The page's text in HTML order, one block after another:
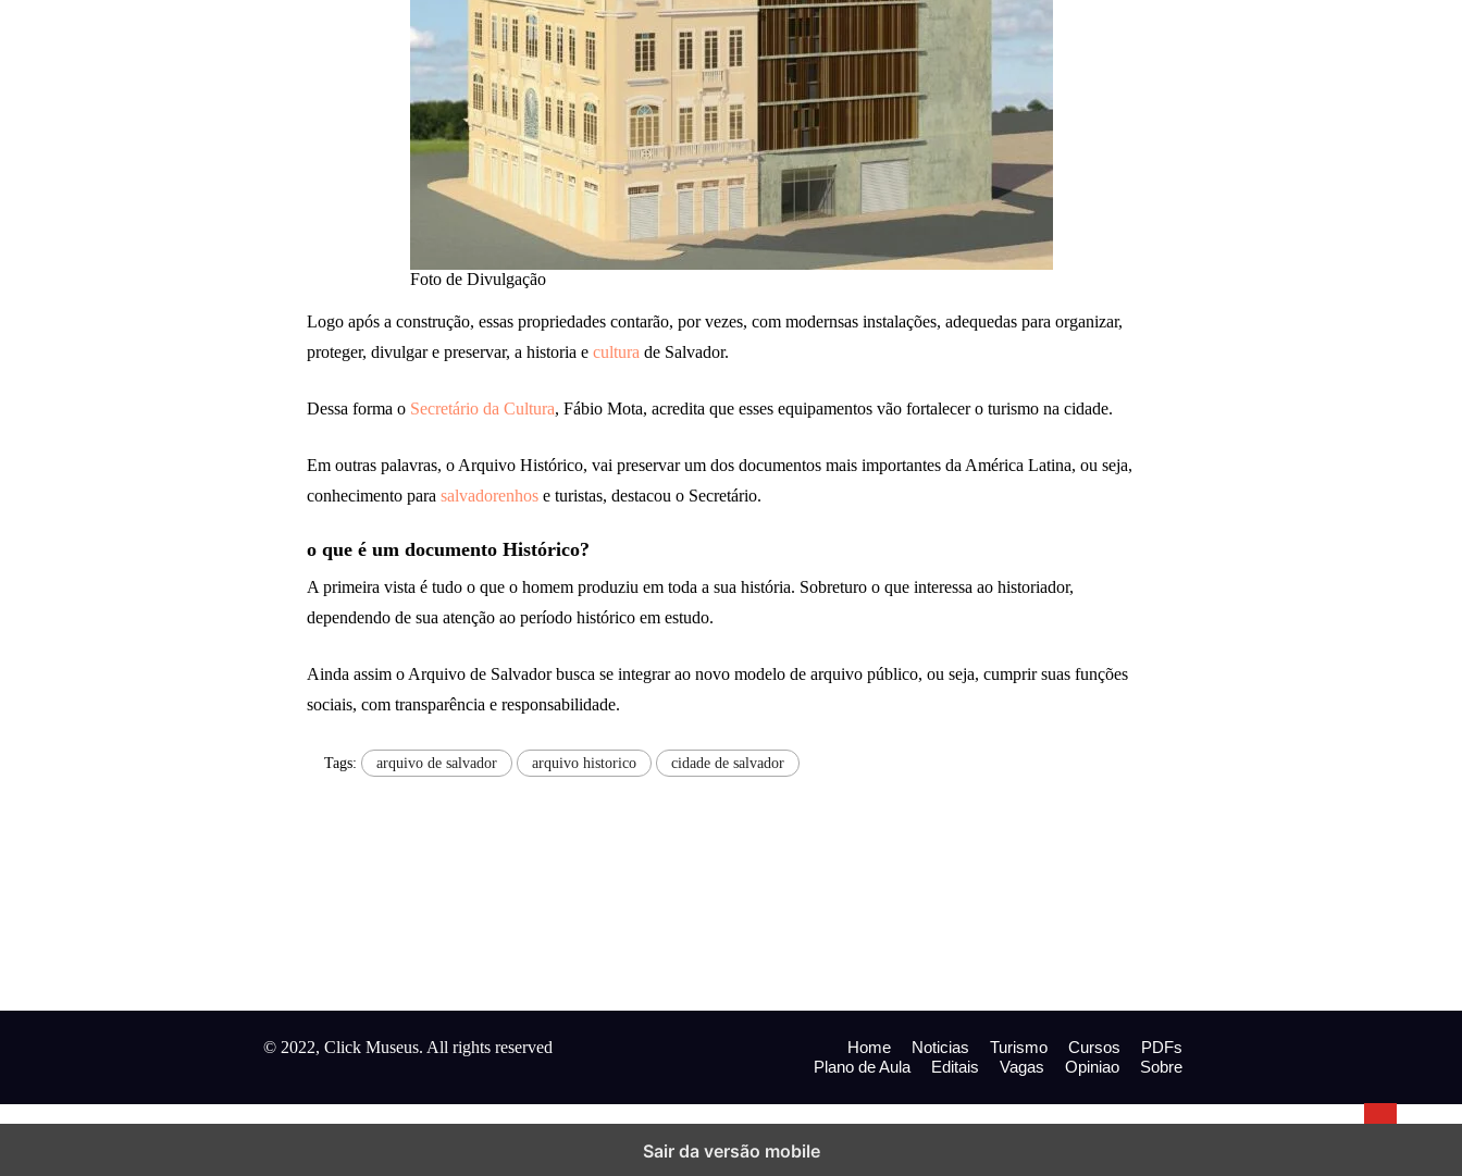
Foto de Divulgação
Logo após a construção, essas propriedades contarão, por vezes, com modernsas instalações, adequedas para organizar,
proteger, divulgar e preservar, a historia e cultura de Salvador.
Dessa forma o Secretário da Cultura, Fábio Mota, acredita que esses equipamentos vão fortalecer o turismo na cidade.
Em outras palavras, o Arquivo Histórico, vai preservar um dos documentos mais importantes da América Latina, ou seja,
conhecimento para salvadorenhos e turistas, destacou o Secretário.
o que é um documento Histórico?
A primeira vista é tudo o que o homem produziu em toda a sua história. Sobreturo o que interessa ao historiador,
dependendo de sua atenção ao período histórico em estudo.
Ainda assim o Arquivo de Salvador busca se integrar ao novo modelo de arquivo público, ou seja, cumprir suas funções
sociais, com transparência e responsabilidade.
Tags: arquivo de salvador arquivo historico cidade de salvador
© 2022, Click Museus. All rights reserved Home Noticias Turismo Cursos
PDFs
Plano de Aula
Editais Vagas Opiniao Sobre
Sair da versão mobile